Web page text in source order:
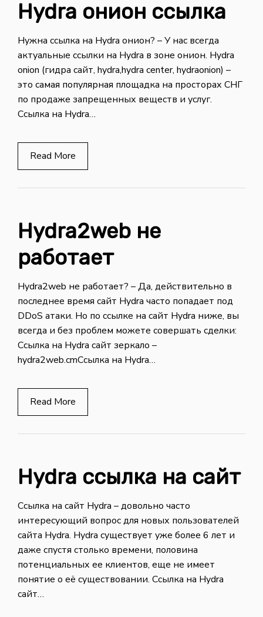
Hydra онион ссылка
Нужна ссылка на Hydra онион? – У нас всегда
актуальные ссылки на Hydra в зоне онион. Hydra
onion (гидра сайт, hydra,hydra center, hydraonion) –
это самая популярная площадка на просторах СНГ
по продаже запрещенных веществ и услуг.
Ссылка на Hydra…
Read More
Hydra2web не
работает
Hydra2web не работает? – Да, действительно в
последнее время сайт Hydra часто попадает под
DDoS атаки. Но по ссылке на сайт Hydra ниже, вы
всегда и без проблем можете совершать сделки:
Ссылка на Hydra сайт зеркало –
hydra2web.cmСсылка на Hydra…
Read More
Hydra ссылка на сайт
Ссылка на сайт Hydra – довольно часто
интересующий вопрос для новых пользователей
сайта Hydra. Hydra существует уже более 6 лет и
даже спустя столько времени, половина
потенциальных ее клиентов, еще не имеет
понятие о её существовании. Ссылка на Hydra
сайт…